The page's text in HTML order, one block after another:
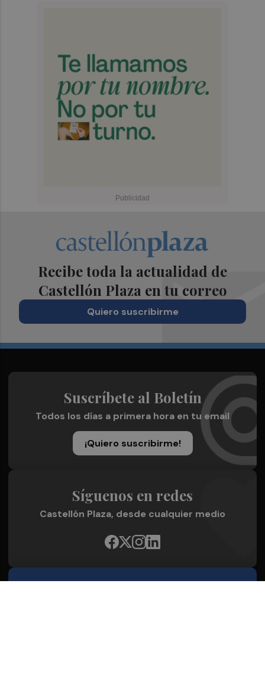
Recibe toda la actualidad de
Castellón Plaza en tu correo
Quiero suscribirme
Suscríbete al Boletín
Todos los días a primera hora en tu email
¡Quiero suscribirme!
Síguenos en redes
Castellón Plaza, desde cualquier medio